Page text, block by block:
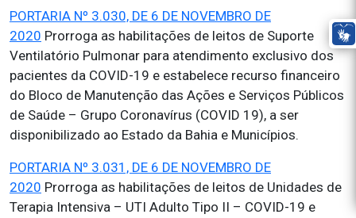
PORTARIA Nº 3.030, DE 6 DE NOVEMBRO DE
2020 Prorroga as habilitações de leitos de Suporte
Ventilatório Pulmonar para atendimento exclusivo dos
pacientes da COVID-19 e estabelece recurso financeiro
do Bloco de Manutenção das Ações e Serviços Públicos
de Saúde – Grupo Coronavírus (COVID 19), a ser
disponibilizado ao Estado da Bahia e Municípios.
PORTARIA Nº 3.031, DE 6 DE NOVEMBRO DE
2020 Prorroga as habilitações de leitos de Unidades de
Terapia Intensiva – UTI Adulto Tipo II – COVID-19 e